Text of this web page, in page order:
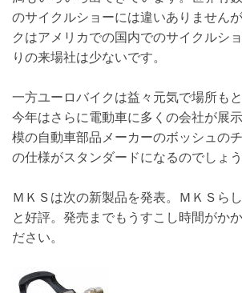
のサイクルショーには違いありません
クはアメリカでの国内でのサイクルシ
りの来場社は少ないです。
一方ユーロバイクは益々元気で場所も
今年はさらに電動車に多くの会社が展
模の自動車部品メーカーのボッシュの
の仕様がスタンダードになるのでしょ
ＭＫＳは次の新製品を発表。ＭＫＳら
と好評。発売までもうすこし時間がか
ださい。